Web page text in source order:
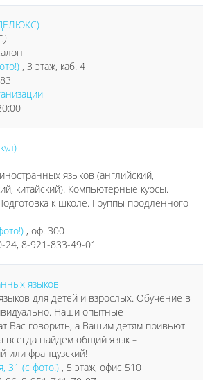
, 3 этаж, каб. 4
языков (английский,
китайский). Компьютерные курсы.
к школе. Группы продленного
, оф. 300
24, 8-921-833-49-01
языков
для детей и взрослых. Обучение в
Наши опытные
Вас говорить, а Вашим детям привьют
всегда найдем общий язык –
или французский!
31 (с фото!) , 5 этаж, офис 510